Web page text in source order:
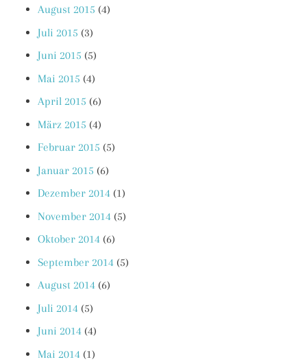
August 2015 (4)
Juli 2015 (3)
Juni 2015 (5)
Mai 2015 (4)
April 2015 (6)
März 2015 (4)
Februar 2015 (5)
Januar 2015 (6)
Dezember 2014 (1)
November 2014 (5)
Oktober 2014 (6)
September 2014 (5)
August 2014 (6)
Juli 2014 (5)
Juni 2014 (4)
Mai 2014 (1)